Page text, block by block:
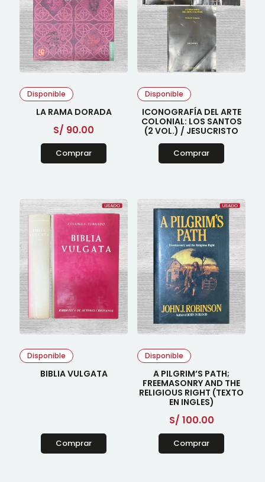
Disponible
LA RAMA DORADA
S/ 90.00
Comprar
Disponible
ICONOGRAFÍA DEL ARTE
COLONIAL: LOS SANTOS
(2 VOL.) / JESUCRISTO
Comprar
Disponible
BIBLIA VULGATA
Comprar
Disponible
A PILGRIM’S PATH;
FREEMASONRY AND THE
RELIGIOUS RIGHT (TEXTO
EN INGLES)
S/ 100.00
Comprar